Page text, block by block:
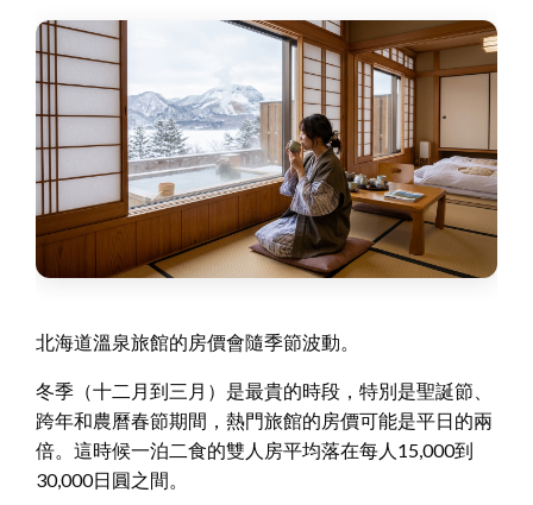
北海道溫泉旅館的房價會隨季節波動。
冬季（十二月到三月）是最貴的時段，特別是聖誕節、
跨年和農曆春節期間，熱門旅館的房價可能是平日的兩
倍。這時候一泊二食的雙人房平均落在每人15,000到
30,000日圓之間。